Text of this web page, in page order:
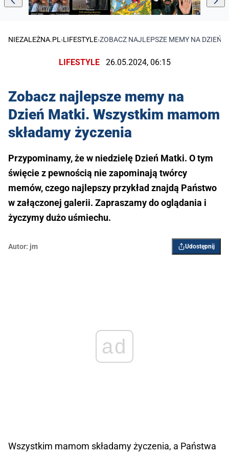
NIEZALEŻNA.PL ›LIFESTYLE›ZOBACZ NAJLEPSZE MEMY NA DZIEŃ
LIFESTYLE 26.05.2024, 06:15
Zobacz najlepsze memy na
Dzień Matki. Wszystkim mamom
składamy życzenia
Przypominamy, że w niedzielę Dzień Matki. O tym
święcie z pewnością nie zapominają twórcy
memów, czego najlepszy przykład znajdą Państwo
w załączonej galerii. Zapraszamy do oglądania i
życzymy dużo uśmiechu.
Autor: jm Udostępnij
ad
Wszystkim mamom składamy życzenia, a Państwa